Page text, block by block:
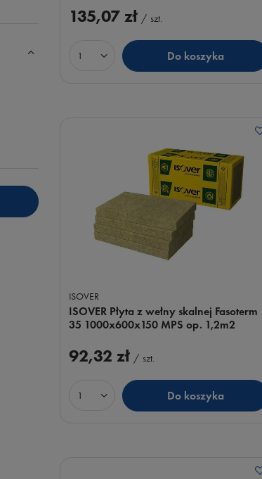
135,07 zł / szt.
Ilość produktów Do koszyka
ISOVER
ISOVER Płyta z wełny skalnej Fasoterm
35 1000x600x150 MPS op. 1,2m2
92,32 zł / szt.
Ilość produktów Do koszyka